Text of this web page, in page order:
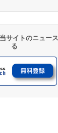
サイトのニュー
る